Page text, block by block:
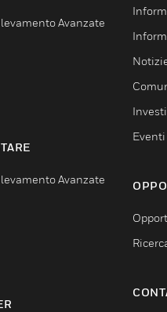
Avanzate
Avanzate
Eventi